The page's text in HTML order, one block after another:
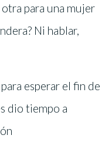
para una mujer
Ni hablar,
esperar el fin de
dio tiempo a